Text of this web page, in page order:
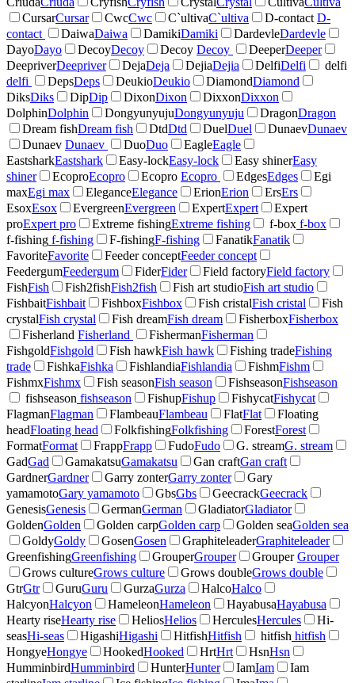
CursarCursar CwcCwc C`ultivaC`ultiva D-contact D-
contact
DaiwaDaiwa DamikiDamiki DardevleDardevle
DayoDayo DecoyDecoy Decoy Decoy DeeperDeeper
DeepriverDeepriver DejaDeja DejiaDejia DelfiDelfi
delfi
delfi
DepsDeps DeukioDeukio DiamondDiamond
DiksDiks DipDip DixonDixon DixxonDixxon
DolphinDolphin DongyunyujuDongyunyuju DragonDragon
Dream fishDream fish DtdDtd DuelDuel DunaevDunaev
Dunaev Dunaev DuoDuo EagleEagle
EastsharkEastshark Easy-lockEasy-lock Easy shinerEasy
shiner
EcoproEcopro Ecopro Ecopro EdgesEdges
Egi
maxEgi max EleganceElegance ErionErion ErsErs
EsoxEsox EvergreenEvergreen ExpertExpert
Expert
proExpert pro Extreme fishingExtreme fishing f-box f-box
f-fishing f-fishing F-fishingF-fishing FanatikFanatik
FavoriteFavorite Feeder conceptFeeder concept
FeedergumFeedergum FiderFider Field factoryField factory
FishFish Fish2fishFish2fish Fish art studioFish art studio
FishbaitFishbait FishboxFishbox Fish cristalFish cristal
Fish
crystalFish crystal Fish dreamFish dream FisherboxFisherbox
Fisherland Fisherland FishermanFisherman
FishgoldFishgold Fish hawkFish hawk Fishing tradeFishing
trade
FishkaFishka FishlandiaFishlandia FishmFishm
FishmxFishmx Fish seasonFish season FishseasonFishseason
fishseason fishseason FishupFishup FishycatFishycat
FlagmanFlagman FlambeauFlambeau FlatFlat
Floating
headFloating head FolkfishingFolkfishing ForestForest
FormatFormat FrappFrapp FudoFudo G. streamG. stream
GadGad GamakatsuGamakatsu Gan craftGan craft
GardnerGardner Garry zonterGarry zonter
Gary
yamamotoGary yamamoto GbsGbs GeecrackGeecrack
GenesisGenesis GermanGerman GladiatorGladiator
GoldenGolden Golden carpGolden carp Golden seaGolden sea
GoldyGoldy GosenGosen GraphiteleaderGraphiteleader
GreenfishingGreenfishing GrouperGrouper GrouperGrouper
Grows cultureGrows culture Grows doubleGrows double
GtrGtr GuruGuru GurzaGurza HalcoHalco
HalcyonHalcyon HameleonHameleon HayabusaHayabusa
Hearty riseHearty rise HeliosHelios HerculesHercules
Hi-
seasHi-seas HigashiHigashi HitfishHitfish hitfish hitfish
HongyeHongye HookedHooked HrtHrt HsnHsn
HumminbirdHumminbird HunterHunter IamIam
Iam